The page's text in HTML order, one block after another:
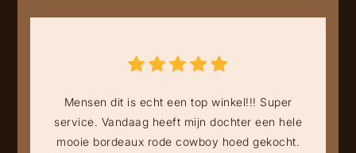
Mensen dit is echt een top winkel!!! Super
service. Vandaag heeft mijn dochter een hele
mooie bordeaux rode cowboy hoed gekocht.